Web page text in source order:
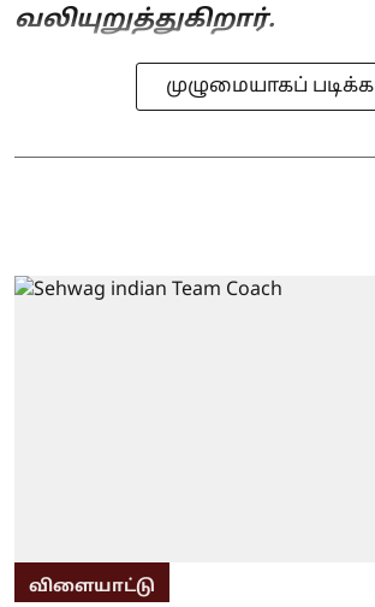
வலியுறுத்துகிறார்.
முழுமையாகப் படிக்க
விளையாட்டு